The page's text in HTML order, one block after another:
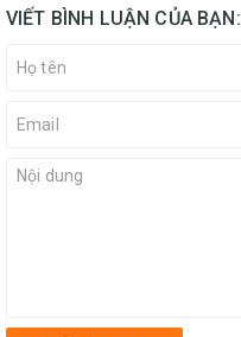
VIẾT BÌNH LUẬN CỦA BẠN: